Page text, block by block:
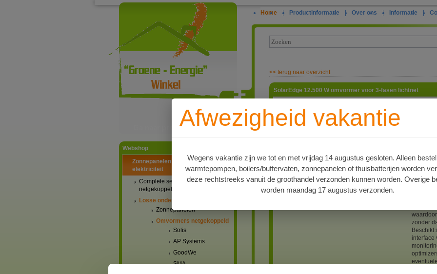
Ga naar productinformatie
Webshop
Zonnepanelen PV-systemen
elektriciteit
Complete setaanbiedingen
netgekoppeld
Losse onderdelen
Zonnepanelen
Omvormers netgekoppeld
Solis
AP Systems
GoodWe
SMA
Home | Productinformatie | Over ons | Informatie |
Afwezigheid vakantie
Wegens vakantie zijn we tot en met vrijdag 14 augustus gesloten. Alleen
warmtepompen, boilers/buffervaten, zonnepanelen of thuisbatterijen worden
deze rechtstreeks vanuit de groothandel verzonden kunnen worden. Overige
worden maandag 17 augustus verzonden.
<< terug naar overzicht
SolarEdge 12.500 W omvormer voor 3-fasen lichtnet
Solar
De
string
optimaal
dezelfde
nadelig
geven
zonder
Beschikt
interface